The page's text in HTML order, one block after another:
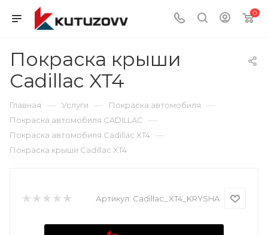
0
Покраска крыши
Cadillac XT4
Главная — Услуги — Покраска автомобиля —
Покраска автомобиля CADILLAC —
Покраска автомобиля Cadillac XT4 —
Покраска крыши Cadillac XT4
Артикул: Cadillac_XT4_KRYSHA